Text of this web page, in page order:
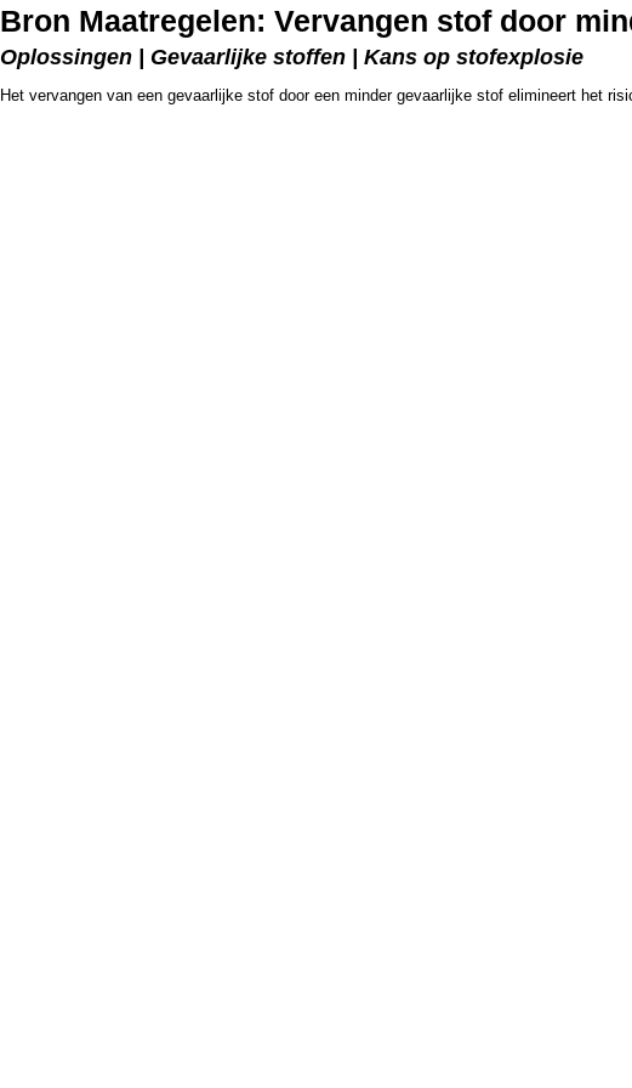
Bron Maatregelen: Vervangen stof door
Oplossingen | Gevaarlijke stoffen | Kans op stofexplosie
Het vervangen van een gevaarlijke stof door een minder gevaarlijke stof elimineert het